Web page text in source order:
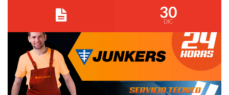
30
DIC